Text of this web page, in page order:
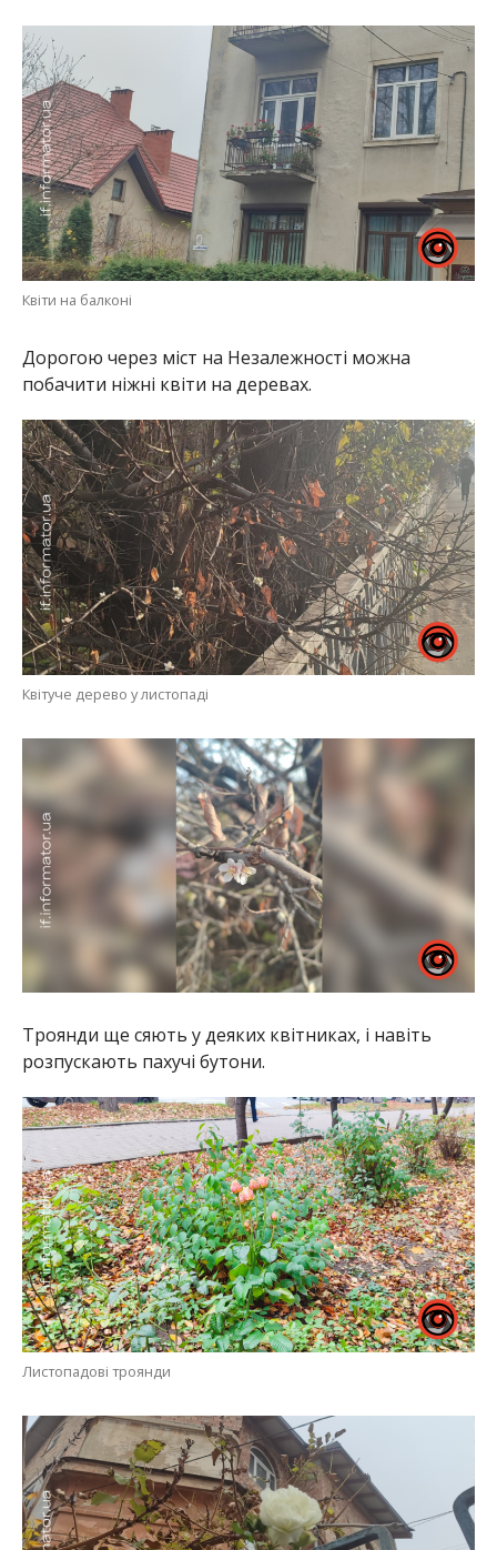
Квіти на балконі
Дорогою через міст на Незалежності можна
побачити ніжні квіти на деревах.
Квітуче дерево у листопаді
Троянди ще сяють у деяких квітниках, і навіть
розпускають пахучі бутони.
Листопадові троянди